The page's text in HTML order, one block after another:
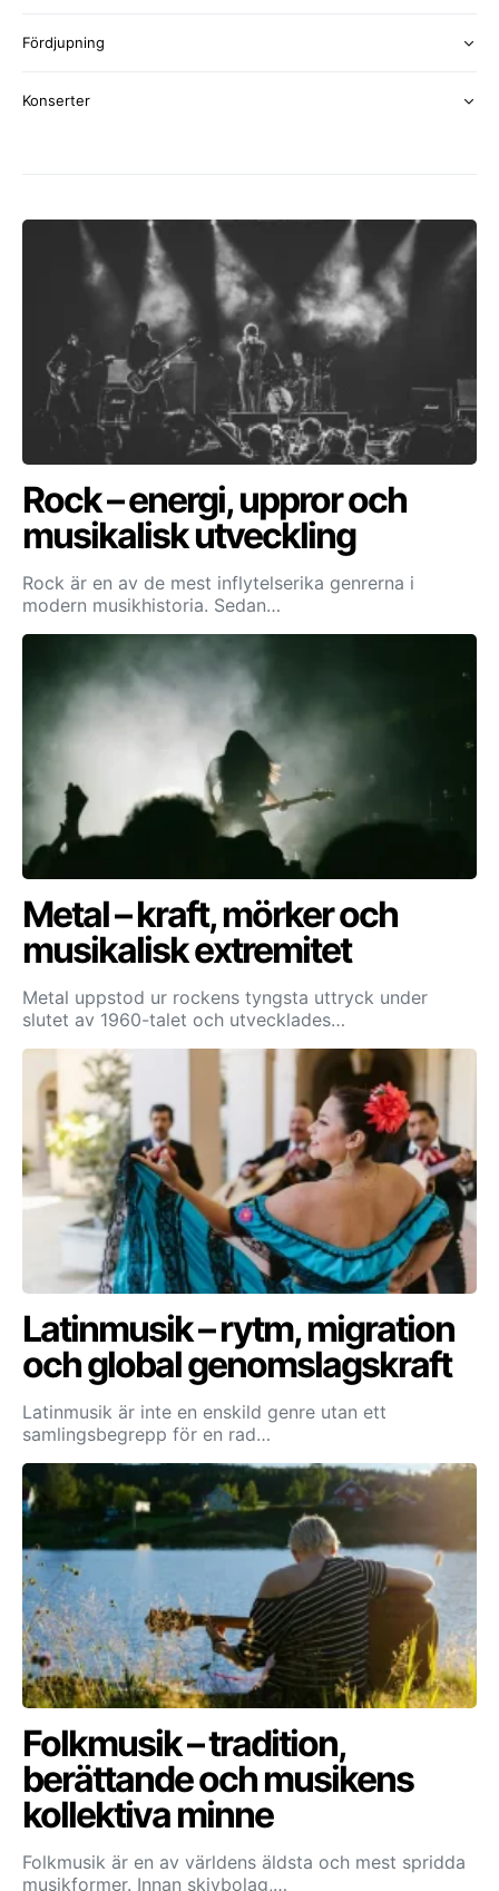
Fördjupning
Konserter
Rock – energi, uppror och
musikalisk utveckling
Rock är en av de mest inflytelserika genrerna i
modern musikhistoria. Sedan…
Metal – kraft, mörker och
musikalisk extremitet
Metal uppstod ur rockens tyngsta uttryck under
slutet av 1960-talet och utvecklades…
Latinmusik – rytm, migration
och global genomslagskraft
Latinmusik är inte en enskild genre utan ett
samlingsbegrepp för en rad…
Folkmusik – tradition,
berättande och musikens
kollektiva minne
Folkmusik är en av världens äldsta och mest spridda
musikformer. Innan skivbolag,…